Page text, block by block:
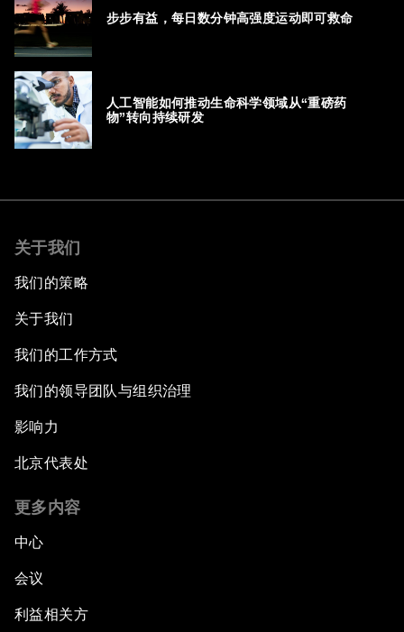
步步有益，每日数分钟高强度运动即可救命
人工智能如何推动生命科学领域从“重磅药
物”转向持续研发
关于我们
我们的策略
关于我们
我们的工作方式
我们的领导团队与组织治理
影响力
北京代表处
更多内容
中心
会议
利益相关方